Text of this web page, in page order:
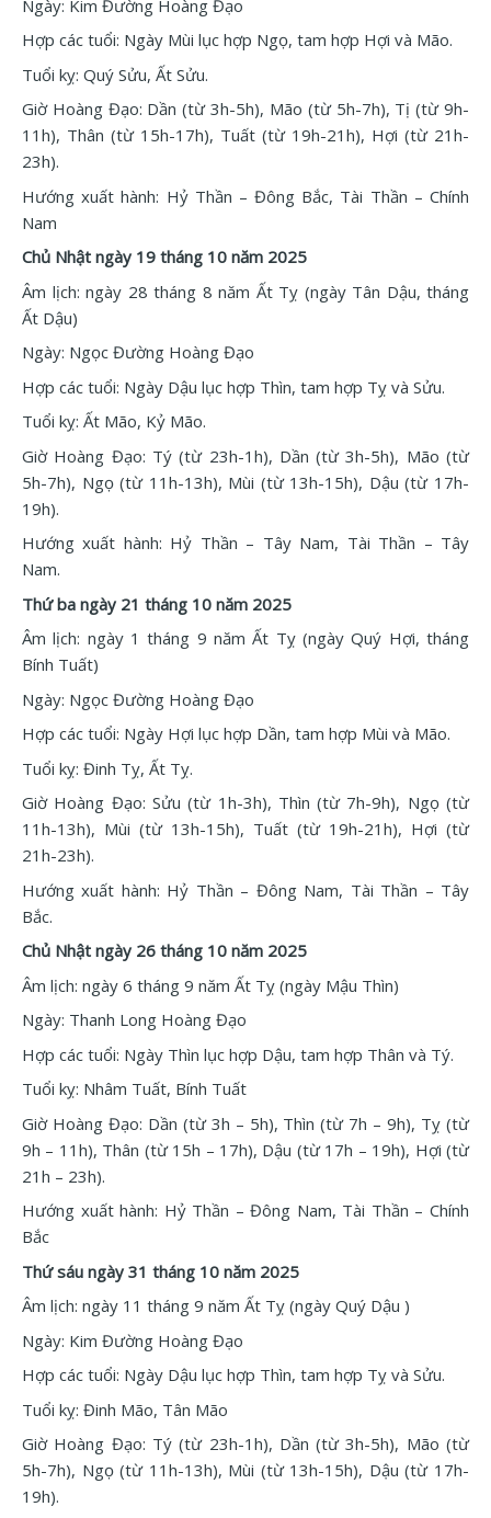
Ngày: Kim Đường Hoàng Đạo
Hợp các tuổi: Ngày Mùi lục hợp Ngọ, tam hợp Hợi và Mão.
Tuổi kỵ: Quý Sửu, Ất Sửu.
Giờ Hoàng Đạo: Dần (từ 3h-5h), Mão (từ 5h-7h), Tị (từ 9h-
11h), Thân (từ 15h-17h), Tuất (từ 19h-21h), Hợi (từ 21h-
23h).
Hướng xuất hành: Hỷ Thần – Đông Bắc, Tài Thần – Chính
Nam
Chủ Nhật ngày 19 tháng 10 năm 2025
Âm lịch: ngày 28 tháng 8 năm Ất Tỵ (ngày Tân Dậu, tháng
Ất Dậu)
Ngày: Ngọc Đường Hoàng Đạo
Hợp các tuổi: Ngày Dậu lục hợp Thìn, tam hợp Tỵ và Sửu.
Tuổi kỵ: Ất Mão, Kỷ Mão.
Giờ Hoàng Đạo: Tý (từ 23h-1h), Dần (từ 3h-5h), Mão (từ
5h-7h), Ngọ (từ 11h-13h), Mùi (từ 13h-15h), Dậu (từ 17h-
19h).
Hướng xuất hành: Hỷ Thần – Tây Nam, Tài Thần – Tây
Nam.
Thứ ba ngày 21 tháng 10 năm 2025
Âm lịch: ngày 1 tháng 9 năm Ất Tỵ (ngày Quý Hợi, tháng
Bính Tuất)
Ngày: Ngọc Đường Hoàng Đạo
Hợp các tuổi: Ngày Hợi lục hợp Dần, tam hợp Mùi và Mão.
Tuổi kỵ: Đinh Tỵ, Ất Tỵ.
Giờ Hoàng Đạo: Sửu (từ 1h-3h), Thìn (từ 7h-9h), Ngọ (từ
11h-13h), Mùi (từ 13h-15h), Tuất (từ 19h-21h), Hợi (từ
21h-23h).
Hướng xuất hành: Hỷ Thần – Đông Nam, Tài Thần – Tây
Bắc.
Chủ Nhật ngày 26 tháng 10 năm 2025
Âm lịch: ngày 6 tháng 9 năm Ất Tỵ (ngày Mậu Thìn)
Ngày: Thanh Long Hoàng Đạo
Hợp các tuổi: Ngày Thìn lục hợp Dậu, tam hợp Thân và Tý.
Tuổi kỵ: Nhâm Tuất, Bính Tuất
Giờ Hoàng Đạo: Dần (từ 3h – 5h), Thìn (từ 7h – 9h), Tỵ (từ
9h – 11h), Thân (từ 15h – 17h), Dậu (từ 17h – 19h), Hợi (từ
21h – 23h).
Hướng xuất hành: Hỷ Thần – Đông Nam, Tài Thần – Chính
Bắc
Thứ sáu ngày 31 tháng 10 năm 2025
Âm lịch: ngày 11 tháng 9 năm Ất Tỵ (ngày Quý Dậu )
Ngày: Kim Đường Hoàng Đạo
Hợp các tuổi: Ngày Dậu lục hợp Thìn, tam hợp Tỵ và Sửu.
Tuổi kỵ: Đinh Mão, Tân Mão
Giờ Hoàng Đạo: Tý (từ 23h-1h), Dần (từ 3h-5h), Mão (từ
5h-7h), Ngọ (từ 11h-13h), Mùi (từ 13h-15h), Dậu (từ 17h-
19h).